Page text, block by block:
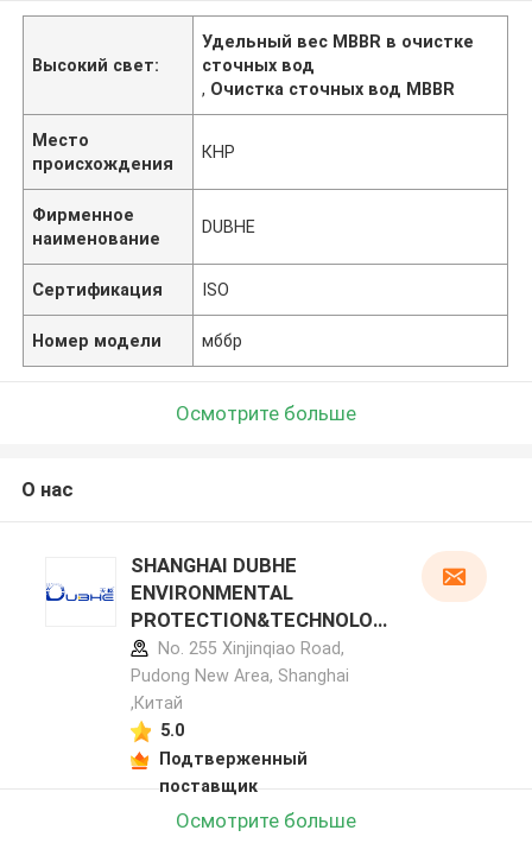
Высокий свет:
Удельный вес MBBR в очистке
сточных вод
, Очистка сточных вод MBBR
Место
происхождения
КНР
Фирменное
наименование
DUBHE
Сертификация ISO
Номер модели мббр
Осмотрите больше
О нас
SHANGHAI DUBHE
ENVIRONMENTAL
PROTECTION&TECHNOLOG
Y CO.,LTD профиль
производителя
No. 255 Xinjinqiao Road,
Pudong New Area, Shanghai
,Китай
5.0
Подтверженный
поставщик
Осмотрите больше